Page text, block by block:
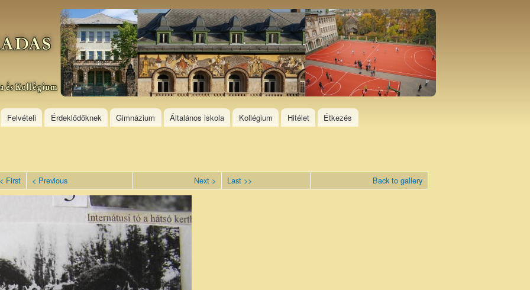
Skip to
main
content
Felvételi Érdeklődőknek Gimnázium Általános iskola Kollégium Hitélet Étkezés
First < Previous Next > Last >> Back to gallery